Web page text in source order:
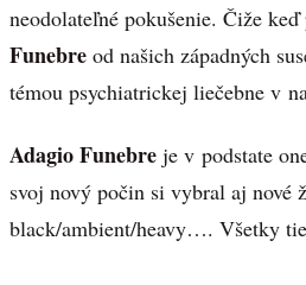
neodolateľné pokušenie. Čiže
Funebre od našich západných
témou psychiatrickej liečebne v
Adagio Funebre je v podstate
svoj nový počin si vybral aj nové
black/ambient/heavy…. Všetky